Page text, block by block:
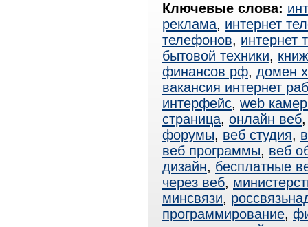
Ключевые слова:
реклама, интернет
телефонов, интернет
бытовой техники,
финансов рф, домен
вакансия интернет
интерфейс, web
страница, онлайн веб
форумы, веб студия,
веб программы, веб
дизайн, бесплатные
через веб,
минсвязи,
программирование,